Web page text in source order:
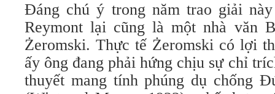
Đáng chú ý trong năm trao giải
Reymont lại cũng là một nhà văn
Żeromski. Thực tế Żeromski có lợi
ấy ông đang phải hứng chịu sự chỉ
thuyết mang tính phúng dụ chống